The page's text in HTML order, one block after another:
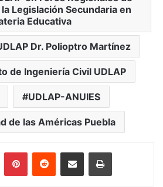
Legislación Secundaria en
Educativa
Dr. Polioptro Martínez
de Ingeniería Civil UDLAP
UDLAP-ANUIES
de las Américas Puebla
PinterestReddit Share via Email Print